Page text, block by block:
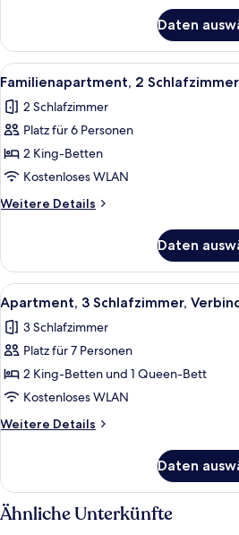
1
Schlafzimmer
Daten
Alle
Fotos
für
Familienapartment,
2 Schlafzimmer,
Verbindungszimmer
anzeigen
Ein
10
Familienapartment, 2
2 Schlafzimmer
Platz für 6 Personen
2 King-Betten
Kostenloses WLAN
Weitere Details
Weitere
2 Schlafzimmer,
Verbindungszimmer
Daten
Alle
Fotos
für
Apartment,
3 Schlafzimmer,
Verbindungszimmer
anzeigen
Ein
9
Apartment, 3 Schlafzimmer,
3 Schlafzimmer
Platz für 7 Personen
2 King-Betten und 1 Queen-Bett
Kostenloses WLAN
Weitere Details
Weitere
3 Schlafzimmer,
Verbindungszimmer
Daten
Ähnliche Unterkünfte